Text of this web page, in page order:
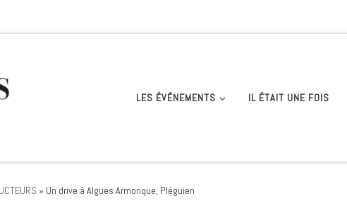
LES ÉVÉNEMENTS IL ÉTAIT UNE FOIS
» Un drive à Algues Armorique, Pléguien